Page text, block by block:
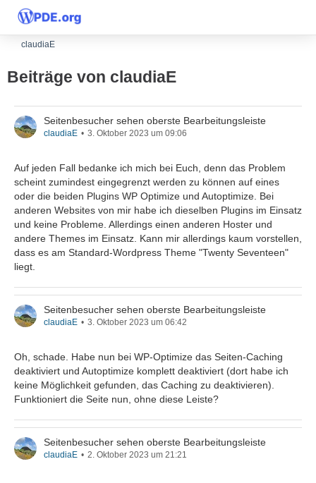
claudiaE
Beiträge von claudiaE
Seitenbesucher sehen oberste Bearbeitungsleiste
claudiaE 3. Oktober 2023 um 09:06
Auf jeden Fall bedanke ich mich bei Euch, denn das Problem
scheint zumindest eingegrenzt werden zu können auf eines
oder die beiden Plugins WP Optimize und Autoptimize. Bei
anderen Websites von mir habe ich dieselben Plugins im Einsatz
und keine Probleme. Allerdings einen anderen Hoster und
andere Themes im Einsatz. Kann mir allerdings kaum vorstellen,
dass es am Standard-Wordpress Theme "Twenty Seventeen"
liegt.
Seitenbesucher sehen oberste Bearbeitungsleiste
claudiaE 3. Oktober 2023 um 06:42
Oh, schade. Habe nun bei WP-Optimize das Seiten-Caching
deaktiviert und Autoptimize komplett deaktiviert (dort habe ich
keine Möglichkeit gefunden, das Caching zu deaktivieren).
Funktioniert die Seite nun, ohne diese Leiste?
Seitenbesucher sehen oberste Bearbeitungsleiste
claudiaE 2. Oktober 2023 um 21:21